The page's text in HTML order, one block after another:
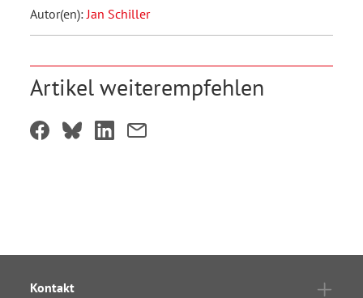
Autor(en):Jan Schiller
Artikel weiterempfehlen
Kontakt